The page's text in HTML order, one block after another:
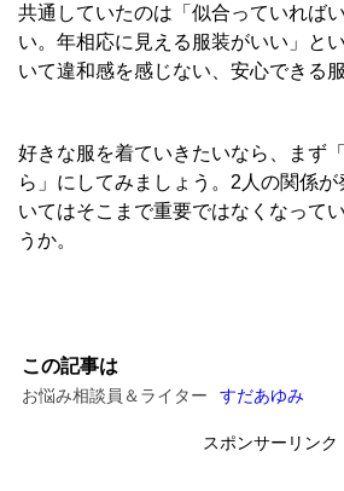
共通していたのは「似合っていれば
い。年相応に見える服装がいい」と
いて違和感を感じない、安心できる
好きな服を着ていきたいなら、まず
ら」にしてみましょう。2人の関係
いてはそこまで重要ではなくなって
うか。
この記事は
お悩み相談員＆ライター すだあゆみ
スポンサーリンク